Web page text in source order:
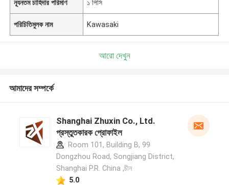
ন্যূনতম চাহিদার পরিমাণ ১ পিসি
পরিচিতিমুলক নাম Kawasaki
আরো দেখুন
আমাদের সম্পর্কে
Shanghai Zhuxin Co., Ltd.
প্রস্তুতকারক প্রোফাইল
Room 101, Building B, 99
Dongzhou Road, Songjiang District,
Shanghai P.R. China ,চীন
5.0